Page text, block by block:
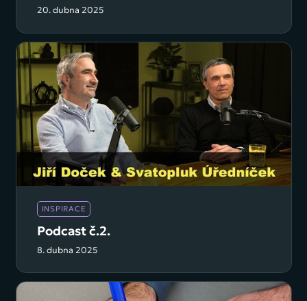
20. dubna 2025
INSPIRACE
Podcast č.2.
8. dubna 2025